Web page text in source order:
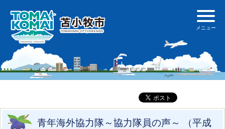
青年海外協力隊～協力隊員の声～ （平成